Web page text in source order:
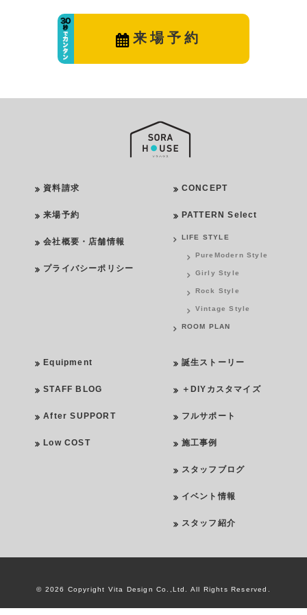
来場予約
資料請求
来場予約
会社概要・店舗情報
プライバシーポリシー
CONCEPT
PATTERN Select
LIFE STYLE
PureModern Style
Girly Style
Rock Style
Vintage Style
ROOM PLAN
Equipment
STAFF BLOG
After SUPPORT
Low COST
誕生ストーリー
＋DIYカスタマイズ
フルサポート
施工事例
スタッフブログ
イベント情報
スタッフ紹介
© 2026 Copyright Vita Design Co.,Ltd. All Rights Reserved.